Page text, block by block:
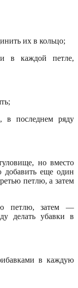
их в кольцо;
в каждой петле,
в последнем ряду
но вместо
еще один
петлю, а затем
петлю, затем —
делать убавки в
в каждую